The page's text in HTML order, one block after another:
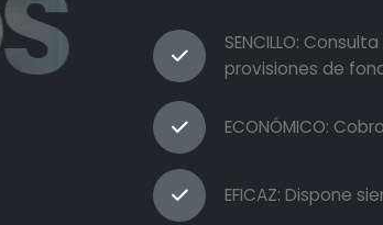
SENCILLO:
provisiones de
ECONÓMICO:
EFICAZ: Dispone